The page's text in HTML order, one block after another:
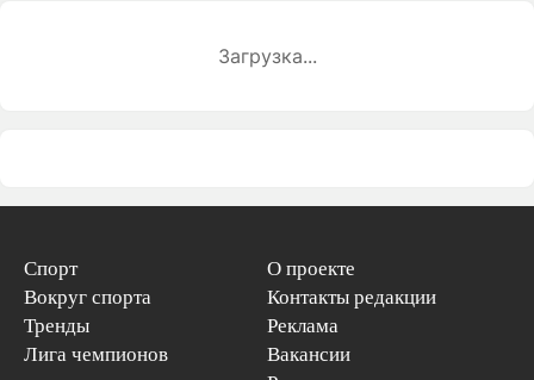
Загрузка...
Спорт
Вокруг спорта
Тренды
Лига чемпионов
О проекте
Контакты редакции
Реклама
Вакансии